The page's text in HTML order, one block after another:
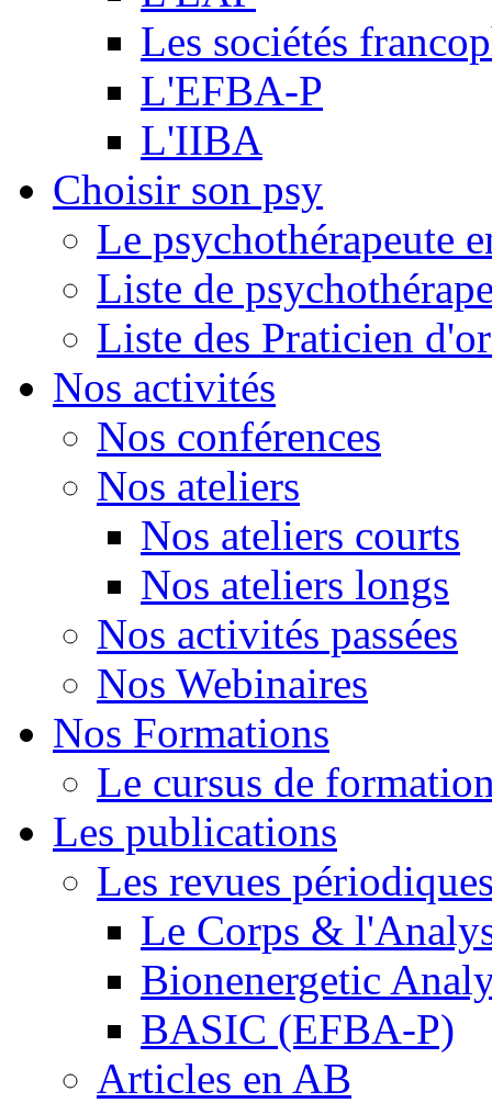
Les sociétés
L'EFBA-P
L'IIBA
Choisir son psy
Le psychothérapeute
Liste de
Liste des Praticien
Nos activités
Nos conférences
Nos ateliers
Nos ateliers courts
Nos ateliers longs
Nos activités passées
Nos Webinaires
Nos Formations
Le cursus de
Les publications
Les revues
Le Corps &
Bionenergetic
BASIC (EFBA-P)
Articles en AB